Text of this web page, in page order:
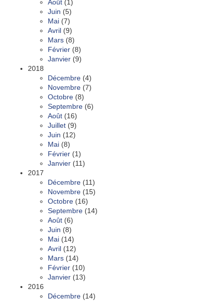
Août (1)
Juin (5)
Mai (7)
Avril (9)
Mars (8)
Février (8)
Janvier (9)
2018
Décembre (4)
Novembre (7)
Octobre (8)
Septembre (6)
Août (16)
Juillet (9)
Juin (12)
Mai (8)
Février (1)
Janvier (11)
2017
Décembre (11)
Novembre (15)
Octobre (16)
Septembre (14)
Août (6)
Juin (8)
Mai (14)
Avril (12)
Mars (14)
Février (10)
Janvier (13)
2016
Décembre (14)